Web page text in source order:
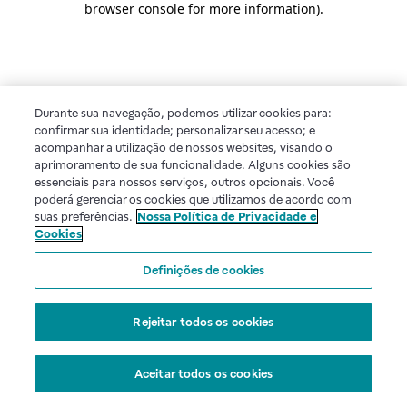
browser console for more information).
Durante sua navegação, podemos utilizar cookies para:
confirmar sua identidade; personalizar seu acesso; e
acompanhar a utilização de nossos websites, visando o
aprimoramento de sua funcionalidade. Alguns cookies são
essenciais para nossos serviços, outros opcionais. Você
poderá gerenciar os cookies que utilizamos de acordo com
suas preferências. Nossa Política de Privacidade e
Cookies
Definições de cookies
Rejeitar todos os cookies
Aceitar todos os cookies